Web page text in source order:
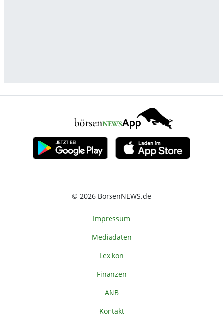
© 2026 BörsenNEWS.de
Impressum
Mediadaten
Lexikon
Finanzen
ANB
Kontakt